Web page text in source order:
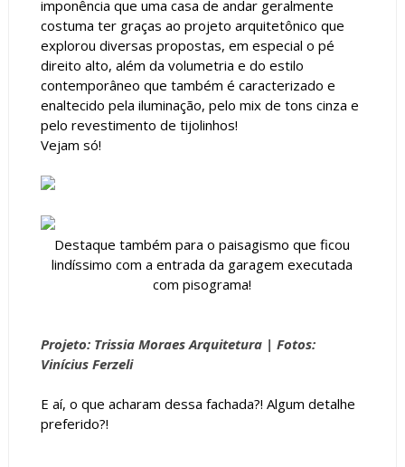
imponência que uma casa de andar geralmente
costuma ter graças ao projeto arquitetônico que
explorou diversas propostas, em especial o pé
direito alto, além da volumetria e do estilo
contemporâneo que também é caracterizado e
enaltecido pela iluminação, pelo mix de tons cinza e
pelo revestimento de tijolinhos!
Vejam só!
Destaque também para o paisagismo que ficou
lindíssimo com a entrada da garagem executada
com pisograma!
Projeto: Trissia Moraes Arquitetura | Fotos:
Vinícius Ferzeli
E aí, o que acharam dessa fachada?! Algum detalhe
preferido?!